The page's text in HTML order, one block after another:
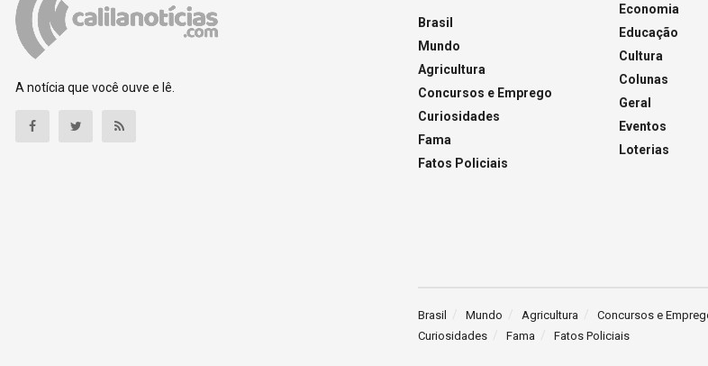
A notícia que você ouve e lê.
Brasil
Mundo
Agricultura
Concursos e Emprego
Curiosidades
Fama
Fatos Policiais
Economia
Educação
Cultura
Colunas
Geral
Eventos
Loterias
Brasil Mundo Agricultura
Concursos e
Curiosidades
Fama Fatos Policiais